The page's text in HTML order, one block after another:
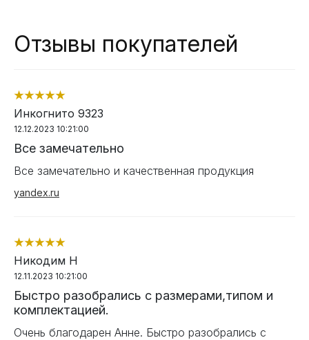
Отзывы покупателей
Инкогнито 9323
12.12.2023 10:21:00
Все замечательно
Все замечательно и качественная продукция
yandex.ru
Никодим Н
12.11.2023 10:21:00
Быстро разобрались с размерами,типом и
комплектацией.
Очень благодарен Анне. Быстро разобрались с